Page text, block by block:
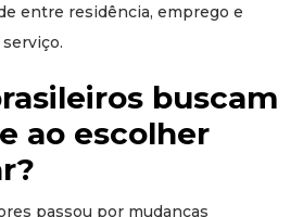
entre residência, emprego e
buscam
ao escolher
passou por mudanças